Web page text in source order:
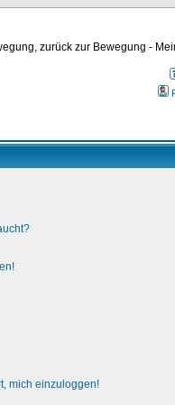
zurück zur Bewegung -
mich einzuloggen!